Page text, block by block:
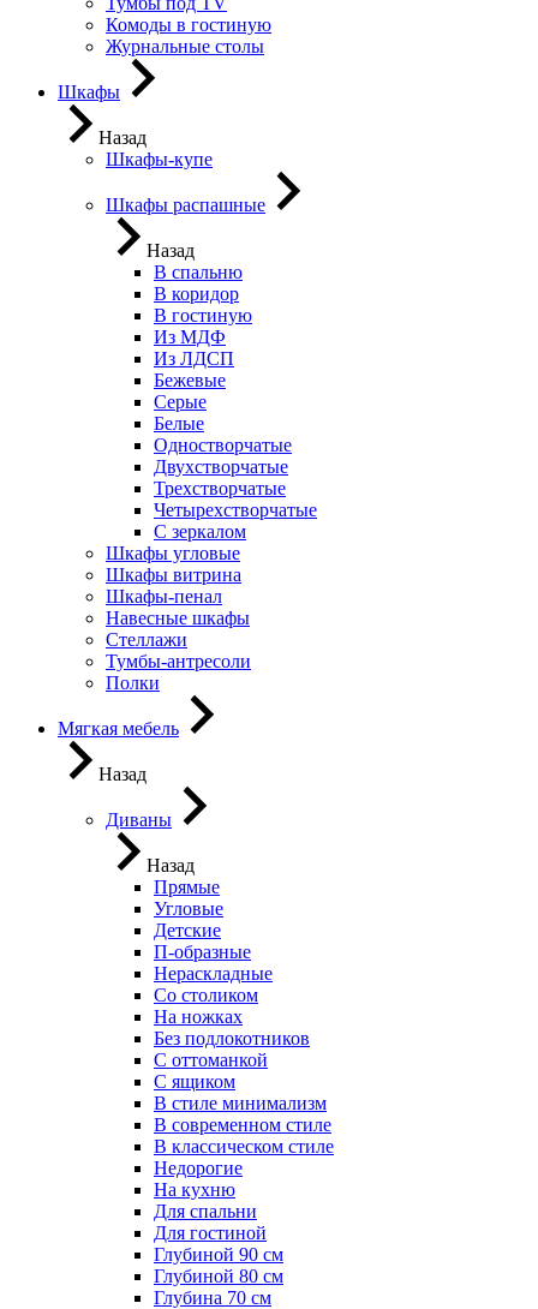
Комоды в гостиную
Журнальные столы
Шкафы
Назад
Шкафы-купе
Шкафы распашные
Назад
В спальню
В коридор
В гостиную
Из МДФ
Из ЛДСП
Бежевые
Серые
Белые
Одностворчатые
Двухстворчатые
Трехстворчатые
Четырехстворчатые
С зеркалом
Шкафы угловые
Шкафы витрина
Шкафы-пенал
Навесные шкафы
Стеллажи
Тумбы-антресоли
Полки
Мягкая мебель
Назад
Диваны
Назад
Прямые
Угловые
Детские
П-образные
Нераскладные
Со столиком
На ножках
Без подлокотников
С оттоманкой
С ящиком
В стиле минимализм
В современном стиле
В классическом стиле
Недорогие
На кухню
Для спальни
Для гостиной
Глубиной 90 см
Глубиной 80 см
Глубина 70 см